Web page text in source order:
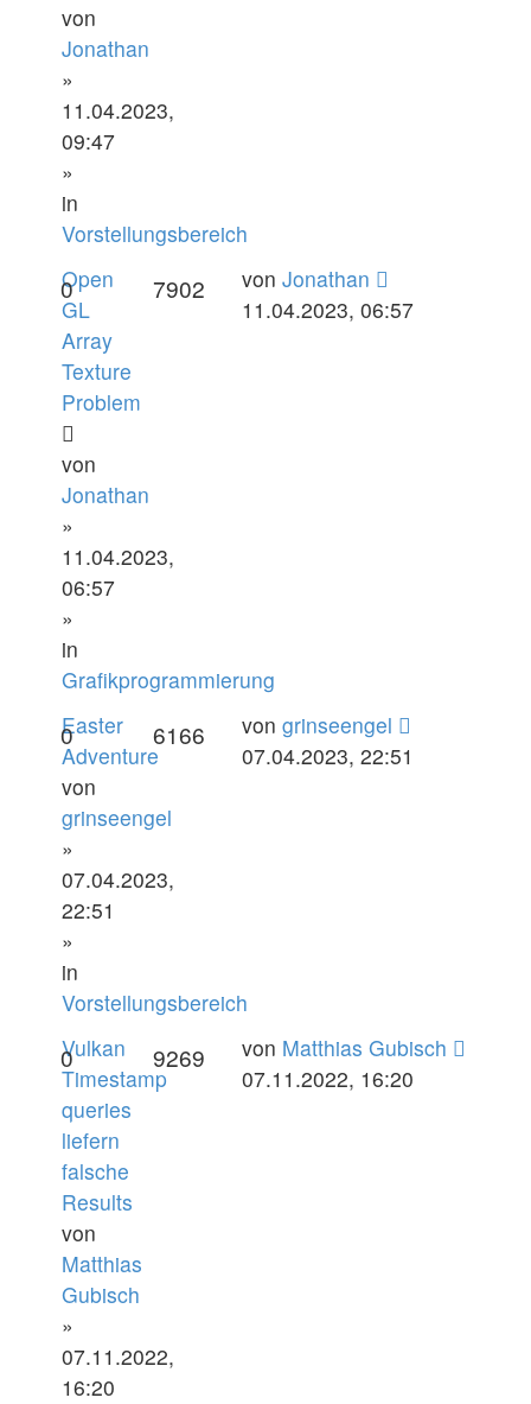
von
Jonathan
»
11.04.2023,
09:47
»
in
Vorstellungsbereich
Open
GL
Array
Texture
Problem
von
Jonathan
»
11.04.2023,
06:57
»
in
Grafikprogrammierung
0 7902 von Jonathan
11.04.2023, 06:57
Easter
Adventure
von
grinseengel
»
07.04.2023,
22:51
»
in
Vorstellungsbereich
0 6166 von grinseengel
07.04.2023, 22:51
Vulkan
Timestamp
queries
liefern
falsche
Results
von
Matthias
Gubisch
»
07.11.2022,
16:20
0 9269 von Matthias Gubisch
07.11.2022, 16:20